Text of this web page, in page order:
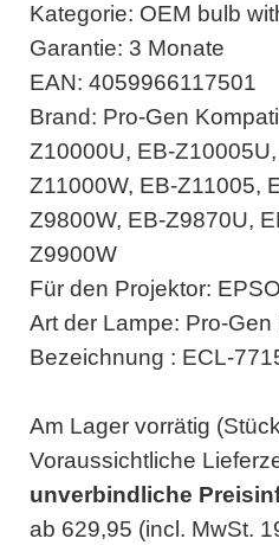
Kategorie: OEM bulb
Garantie: 3 Monate
EAN: 4059966117501
Brand: Pro-Gen
Z10000U, EB-
Z11000W, EB-Z11005,
Z9800W, EB-Z9870U,
Z9900W
Für den Projektor:
Art der Lampe: Pro-
Bezeichnung : ECL-
Am Lager vorrätig
Voraussichtliche
unverbindliche
ab 629,95 (incl. MwSt.